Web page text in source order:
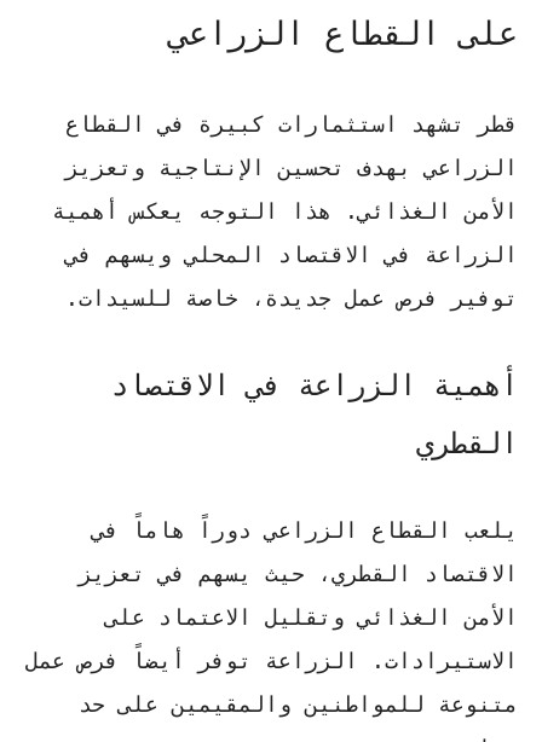
على القطاع الزراعي
قطر تشهد استثمارات كبيرة في القطاع
الزراعي بهدف تحسين الإنتاجية وتعزيز
الأمن الغذائي. هذا التوجه يعكس أهمية
الزراعة في الاقتصاد المحلي ويسهم في
توفير فرص عمل جديدة، خاصة للسيدات.
أهمية الزراعة في الاقتصاد
القطري
يلعب القطاع الزراعي دوراً هاماً في
الاقتصاد القطري، حيث يسهم في
تعزيز
الأمن الغذائيوتقليل الاعتماد على
الاستيرادات. الزراعة توفر أيضاً فرص عمل
متنوعة للمواطنين والمقيمين على حد